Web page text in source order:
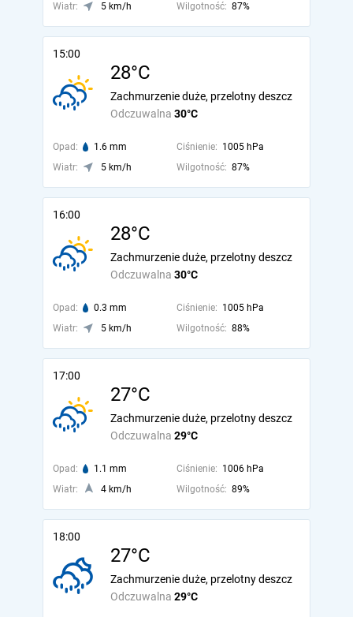
Wiatr:
5 km/h Wilgotność: 87%
15:00
28°C
Odczuwalna 30°C
Zachmurzenie duże, przelotny deszcz
Opad: 1.6 mm Ciśnienie: 1005 hPa
Wiatr:
5 km/h Wilgotność: 87%
16:00
28°C
Odczuwalna 30°C
Zachmurzenie duże, przelotny deszcz
Opad: 0.3 mm Ciśnienie: 1005 hPa
Wiatr:
5 km/h Wilgotność: 88%
17:00
27°C
Odczuwalna 29°C
Zachmurzenie duże, przelotny deszcz
Opad: 1.1 mm Ciśnienie: 1006 hPa
Wiatr:
4 km/h Wilgotność: 89%
18:00
27°C
Odczuwalna 29°C
Zachmurzenie duże, przelotny deszcz